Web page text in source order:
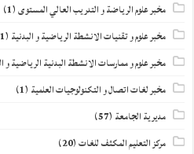
مخبر علوم الرياضة و التدريب العالي المستوى(1)
مخبر علوم و تقنيات الانشطة الرياضية و البدنية (1)
مخبر علوم و ممارسات الانشطة البدنية الرياضية و
مخبر لغات اتصال و التكنولوجيات العلمية (1)
مديرية الجامعة (57)
مركز التعليم المكثف للغات(20)